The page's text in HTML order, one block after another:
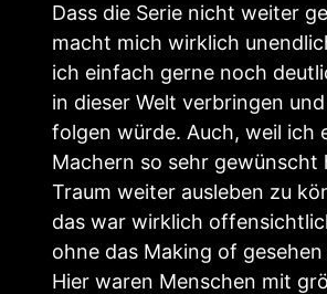
Dass die Serie nicht weiter
macht mich wirklich
ich einfach gerne noch
in dieser Welt verbringen
folgen würde. Auch, weil ich
Machern so sehr gewünscht
Traum weiter ausleben zu
das war wirklich
ohne das Making of
Hier waren Menschen mit